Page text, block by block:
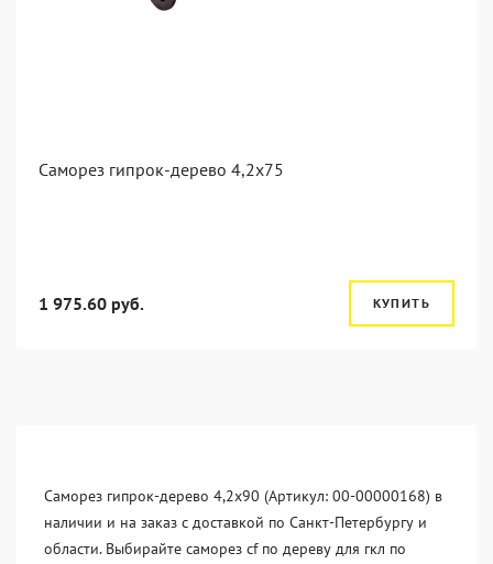
Саморез гипрок-дерево 4,2x75
1 975.60 руб. КУПИТЬ
Саморез гипрок-дерево 4,2x90 (Артикул: 00-00000168) в
наличии и на заказ с доставкой по Санкт-Петербургу и
области. Выбирайте саморез cf по дереву для гкл по